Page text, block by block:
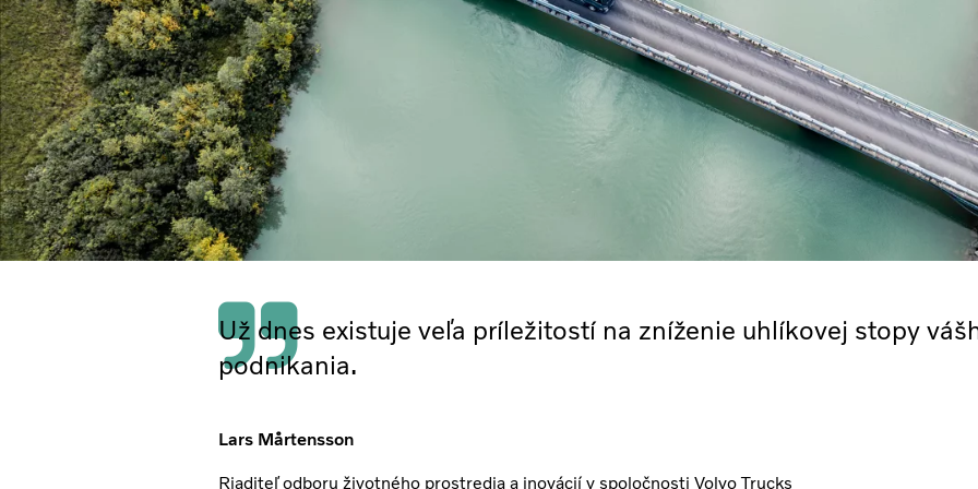
Už dnes existuje veľa príležitostí na zníženie uhlíkovej stopy
podnikania.
Lars Mårtensson
Riaditeľ odboru životného prostredia a inovácií v spoločnosti Volvo Trucks